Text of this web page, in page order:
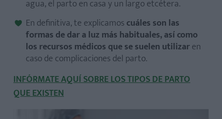
agua, el parto en casa y un largo etcétera.
En definitiva, te explicamos cuáles son las
formas de dar a luz más habituales, así como
los recursos médicos que se suelen utilizaren
caso de complicaciones del parto.
INFÓRMATE AQUÍ SOBRE LOS TIPOS DE PARTO
QUE EXISTEN